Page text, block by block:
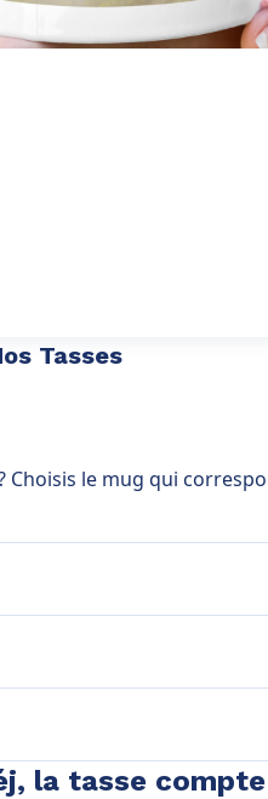
Tasses
Choisis le mug qui
la tasse compte